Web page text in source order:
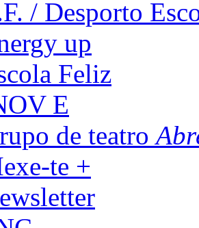
/ Desporto
up
Feliz
E
de teatro
te +